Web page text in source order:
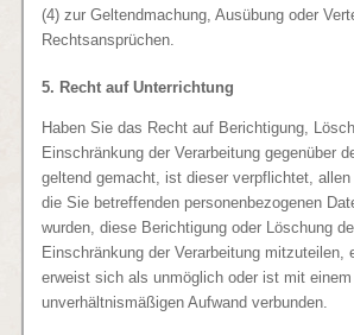
(4) zur Geltendmachung, Ausübung oder
Rechtsansprüchen.
5. Recht auf Unterrichtung
Haben Sie das Recht auf Berichtigung,
Einschränkung der Verarbeitung gegenüber
geltend gemacht, ist dieser verpflichtet,
die Sie betreffenden personenbezogenen
wurden, diese Berichtigung oder Löschung
Einschränkung der Verarbeitung mitzuteilen,
erweist sich als unmöglich oder ist mit einem
unverhältnismäßigen Aufwand verbunden.